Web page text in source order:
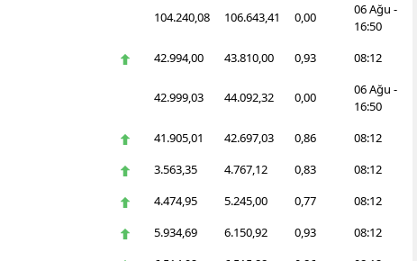
104.240,08 106.643,41 0,00
06 Ağu -
16:50
42.994,00 43.810,00 0,93 08:12
42.999,03 44.092,32 0,00
06 Ağu -
16:50
41.905,01 42.697,03 0,86
08:12
3.563,35 4.767,12 0,83
08:12
4.474,95 5.245,00 0,77
08:12
5.934,69 6.150,92 0,93
08:12